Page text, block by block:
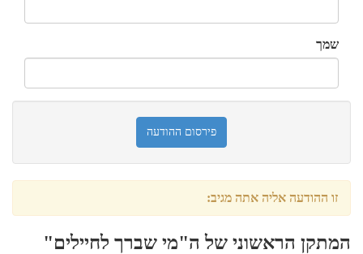
שמך
זו ההודעה אליה אתה מגיב:
המתקן הראשוני של ה"מי שברך לחיילים"